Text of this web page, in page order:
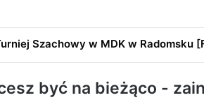
Szachowy w MDK w Radomsku
być na bieżąco -